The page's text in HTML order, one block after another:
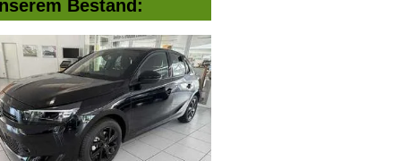
Bestand: